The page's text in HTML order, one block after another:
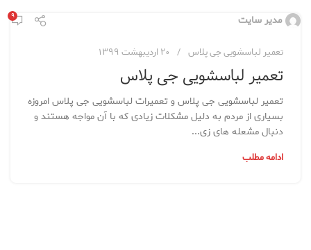
مدیر سایت ۹
تعمیر لباسشویی جی پلاس ۲۰ اردیبهشت ۱۳۹۹
تعمیر لباسشویی جی پلاس
تعمیر لباسشویی جی پلاس و تعمیرات لباسشویی جی پلاس امروزه
بسیاری از مردم به دلیل مشکلات زیادی که با آن مواجه هستند و
دنبال مشعله های زی...
ادامه مطلب